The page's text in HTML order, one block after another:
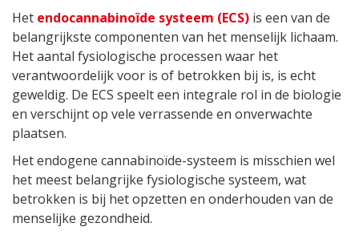
Het endocannabinoïde systeem (ECS) is een van de
belangrijkste componenten van het menselijk lichaam.
Het aantal fysiologische processen waar het
verantwoordelijk voor is of betrokken bij is, is echt
geweldig. De ECS speelt een integrale rol in de biologie
en verschijnt op vele verrassende en onverwachte
plaatsen.
Het endogene cannabinoïde-systeem is misschien wel
het meest belangrijke fysiologische systeem, wat
betrokken is bij het opzetten en onderhouden van de
menselijke gezondheid.